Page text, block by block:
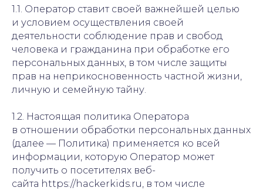
1.1. Оператор ставит своей важнейшей целью
и условием осуществления своей
деятельности соблюдение прав и свобод
человека и гражданина при обработке его
персональных данных, в том числе защиты
прав на неприкосновенность частной жизни,
личную и семейную тайну.
1.2. Настоящая политика Оператора
в отношении обработки персональных данных
(далее — Политика) применяется ко всей
информации, которую Оператор может
получить о посетителях веб-
сайта https://hackerkids.ru, в том числе